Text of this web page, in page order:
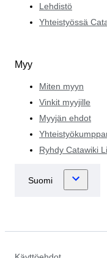
Lehdistö
Yhteistyössä
Myy
Miten myyn
Vinkit myyjille
Myyjän ehdot
Ryhdy Catawiki